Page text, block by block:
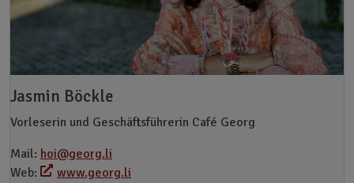
Jasmin Böckle
Vorleserin und Geschäftsführerin Café Georg
Mail: hoi@georg.li
Web:
www.georg.li